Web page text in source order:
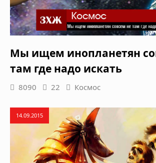
Мы ищем инопланетян
там где надо искать
8090 22 Космос
14.09.2015